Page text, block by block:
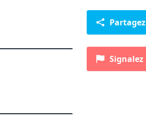
Partagez
Signalez